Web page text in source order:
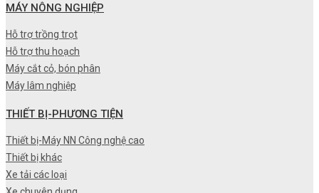
MÁY NÔNG NGHIỆP
Hỗ trợ trồng trọt
Hỗ trợ thu hoạch
Máy cắt cỏ, bón phân
Máy lâm nghiệp
THIẾT BỊ-PHƯƠNG TIỆN
Thiết bị-Máy NN Công nghệ cao
Thiết bị khác
Xe tải các loại